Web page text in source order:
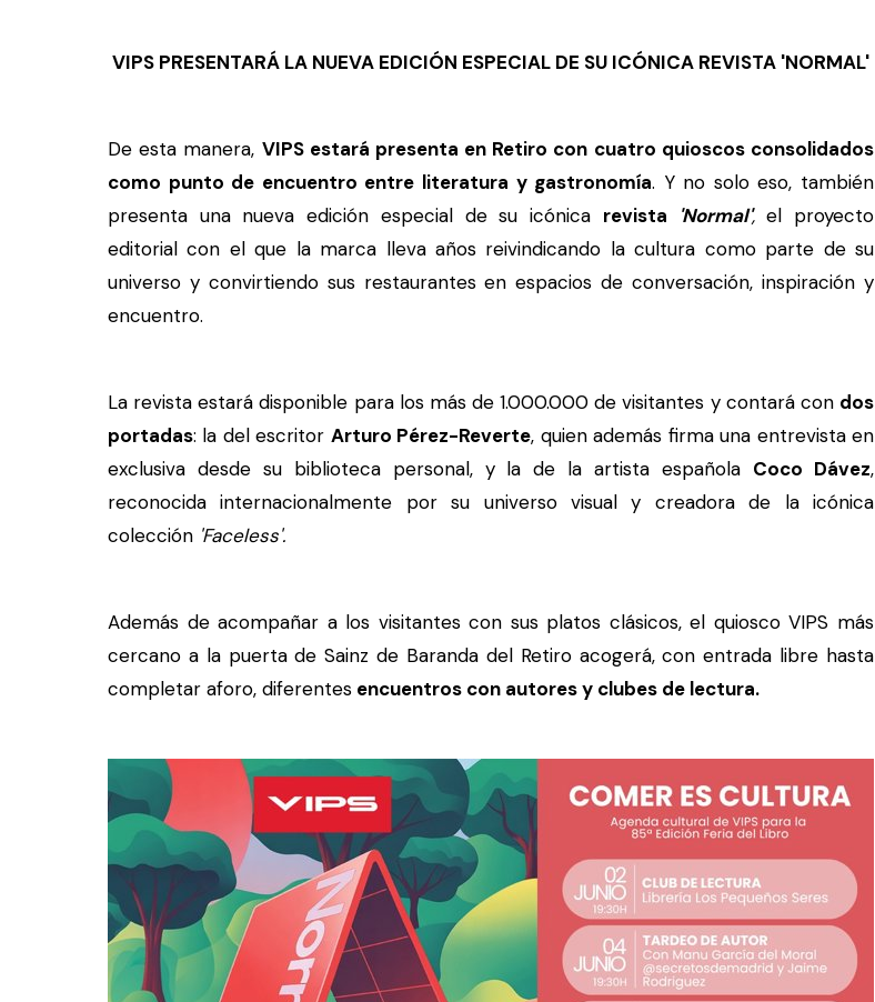
VIPS PRESENTARÁ LA NUEVA EDICIÓN ESPECIAL DE SU ICÓNICA REVISTA 'NORMAL'
De esta manera, VIPS estará presenta en Retiro con cuatro quioscos consolidados
como punto de encuentro entre literatura y gastronomía. Y no solo eso, también
presenta una nueva edición especial de su icónica revista 'Normal',el proyecto
editorial con el que la marca lleva años reivindicando la cultura como parte de su
universo y convirtiendo sus restaurantes en espacios de conversación, inspiración y
encuentro.
La revista estará disponible para los más de 1.000.000 de visitantes y contará con dos
portadas: la del escritor Arturo Pérez-Reverte, quien además firma una entrevista en
exclusiva desde su biblioteca personal, y la de la artista española Coco Dávez,
reconocida internacionalmente por su universo visual y creadora de la icónica
colección 'Faceless'.
Además de acompañar a los visitantes con sus platos clásicos, el quiosco VIPS más
cercano a la puerta de Sainz de Baranda del Retiro acogerá, con entrada libre hasta
completar aforo, diferentes encuentros con autores y clubes de lectura.